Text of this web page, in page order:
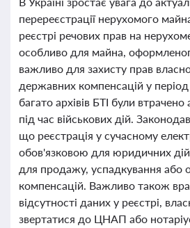
перереєстрації нерухомого
реєстрі речових прав на
особливо для майна,
важливо для захисту прав
державних компенсацій у період
багато архівів БТІ були
під час військових дій.
що реєстрація у сучасному
обов'язковою для юридичних
для продажу, успадкування або
компенсацій. Важливо також
відсутності даних у реєстрі,
звертатися до ЦНАП або